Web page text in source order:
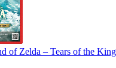
of Zelda – Tears of the